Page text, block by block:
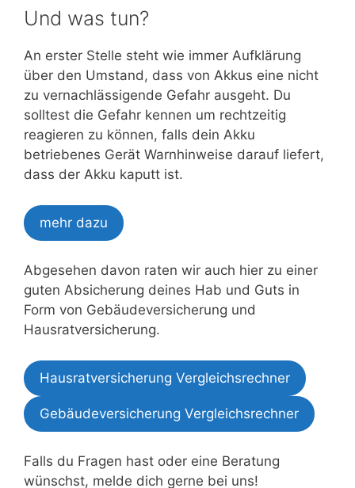
Und was tun?
An erster Stelle steht wie immer Aufklärung
über den Umstand, dass von Akkus eine nicht
zu vernachlässigende Gefahr ausgeht. Du
solltest die Gefahr kennen um rechtzeitig
reagieren zu können, falls dein Akku
betriebenes Gerät Warnhinweise darauf liefert,
dass der Akku kaputt ist.
mehr dazu
Abgesehen davon raten wir auch hier zu einer
guten Absicherung deines Hab und Guts in
Form von Gebäudeversicherung und
Hausratversicherung.
Hausratversicherung Vergleichsrechner
Gebäudeversicherung Vergleichsrechner
Falls du Fragen hast oder eine Beratung
wünschst, melde dich gerne bei uns!